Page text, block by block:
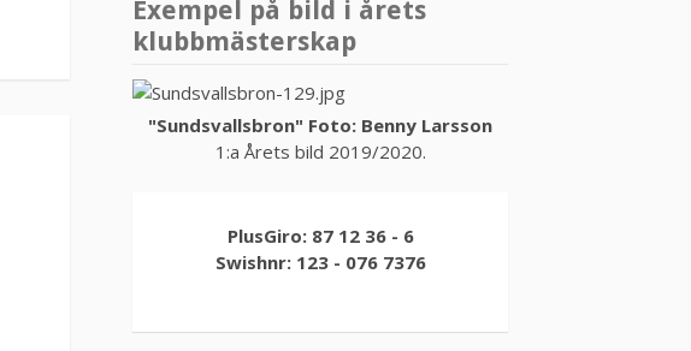
Exempel på bild i årets
klubbmästerskap
"Sundsvallsbron" Foto: Benny Larsson
1:a Årets bild 2019/2020.
PlusGiro: 87 12 36 - 6
Swishnr: 123 - 076 7376